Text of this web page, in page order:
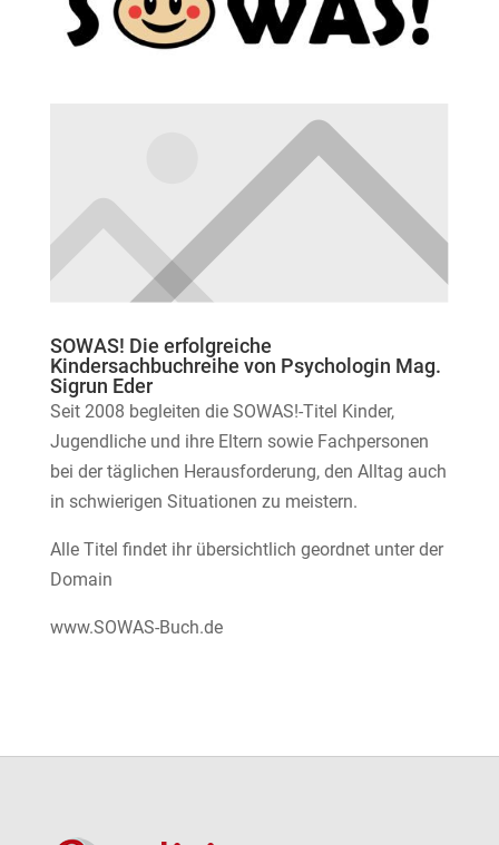
SOWAS! Die erfolgreiche
Kindersachbuchreihe von Psychologin Mag.
Sigrun Eder
Seit 2008 begleiten die SOWAS!-Titel Kinder,
Jugendliche und ihre Eltern sowie Fachpersonen
bei der täglichen Herausforderung, den Alltag auch
in schwierigen Situationen zu meistern.
Alle Titel findet ihr übersichtlich geordnet unter der
Domain
www.SOWAS-Buch.de